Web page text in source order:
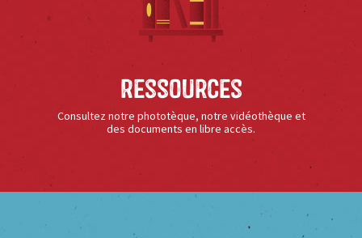
Ressources
Consultez notre phototèque, notre vidéothèque et
des documents en libre accès.